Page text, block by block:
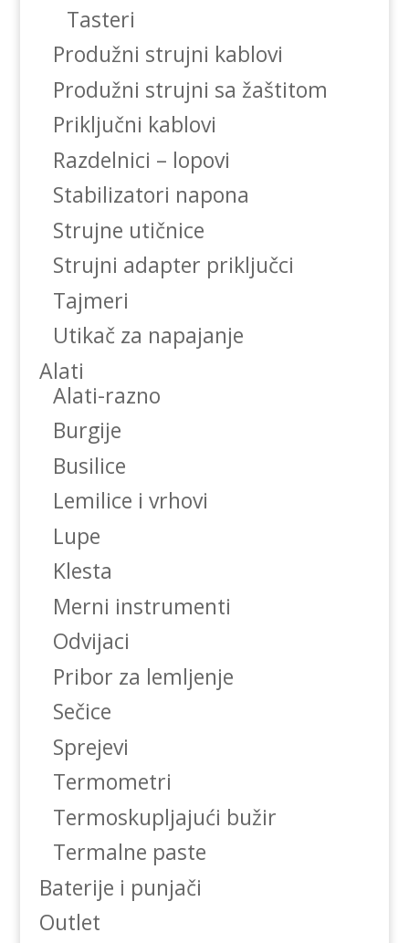
Tasteri
Produžni strujni kablovi
Produžni strujni sa žaštitom
Priključni kablovi
Razdelnici – lopovi
Stabilizatori napona
Strujne utičnice
Strujni adapter priključci
Tajmeri
Utikač za napajanje
Alati
Alati-razno
Burgije
Busilice
Lemilice i vrhovi
Lupe
Klesta
Merni instrumenti
Odvijaci
Pribor za lemljenje
Sečice
Sprejevi
Termometri
Termoskupljajući bužir
Termalne paste
Baterije i punjači
Outlet